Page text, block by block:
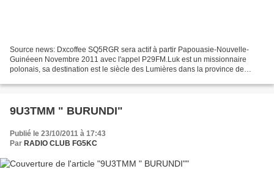
Source news: Dxcoffee SQ5RGR sera actif à partir Papouasie-Nouvelle-
Guinéeen Novembre 2011 avec l'appel P29FM.Luk est un missionnaire
polonais, sa destination est le siècle des Lumières dans la province de
9U3TMM " BURUNDI"
Publié le 23/10/2011 à 17:43
Par RADIO CLUB FG5KC